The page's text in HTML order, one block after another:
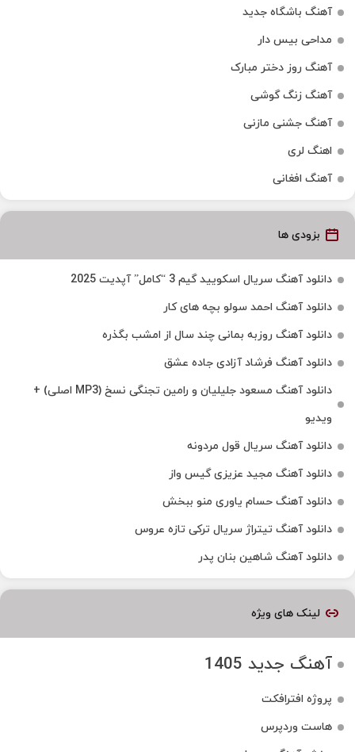
آهنگ باشگاه جدید
مداحی بیس دار
آهنگ روز دختر مبارک
آهنگ زنگ گوشی
آهنگ جشنی مازنی
اهنگ لری
آهنگ افغانی
بزودی ها
دانلود آهنگ سریال اسکویید گیم 3 “کامل” آپدیت 2025
دانلود آهنگ احمد سولو بچه های کار
دانلود آهنگ روزبه بمانی چند سال از امشب بگذره
دانلود آهنگ فرشاد آزادی جاده عشق
دانلود آهنگ مسعود جلیلیان و رامین تجنگی نسخ (MP3 اصلی) +
ویدیو
دانلود آهنگ سریال قول مردونه
دانلود آهنگ مجید عزیزی گیس واز
دانلود آهنگ حسام یاوری منو ببخش
دانلود آهنگ تیتراژ سریال ترکی تازه عروس
دانلود آهنگ شاهین بنان پدر
لینک های ویژه
آهنگ جدید 1405
پروژه افترافکت
هاست وردپرس